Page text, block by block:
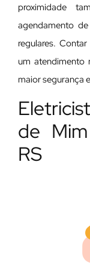
proximidade
agendamento
regulares.
um atendimento
maior segurança
de
RS